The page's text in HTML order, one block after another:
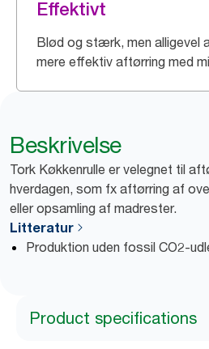
Effektivt
Blød og stærk, men alligevel
mere effektiv aftørring med
Beskrivelse
Tork Køkkenrulle er velegnet til
hverdagen, som fx aftørring af
eller opsamling af madrester.
Litteratur
Produktion uden fossil CO2-
Product specifications